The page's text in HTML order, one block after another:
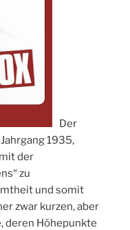
Der
1935,
der
zu
und somit
zwar kurzen, aber
deren Höhepunkte